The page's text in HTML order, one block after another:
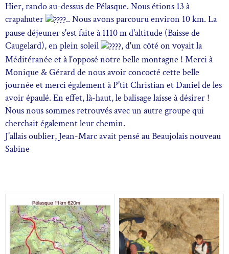
Hier, rando au-dessus de Pélasque. Nous étions 13 à
crapahuter
.. Nous avons parcouru environ 10 km. La
pause déjeuner s'est faite à 1110 m d'altitude (Baisse de
Caugelard), en plein soleil
, d'un côté on voyait la
Méditéranée et à l'opposé notre belle montagne ! Merci à
Monique & Gérard de nous avoir concocté cette belle
journée et merci également à P'tit Christian et Daniel de les
avoir épaulé. En effet, là-haut, le balisage laisse à désirer !
Nous nous sommes retrouvés avec un autre groupe qui
cherchait également leur chemin.
J'allais oublier, Jean-Marc avait pensé au Beaujolais nouveau
Sabine